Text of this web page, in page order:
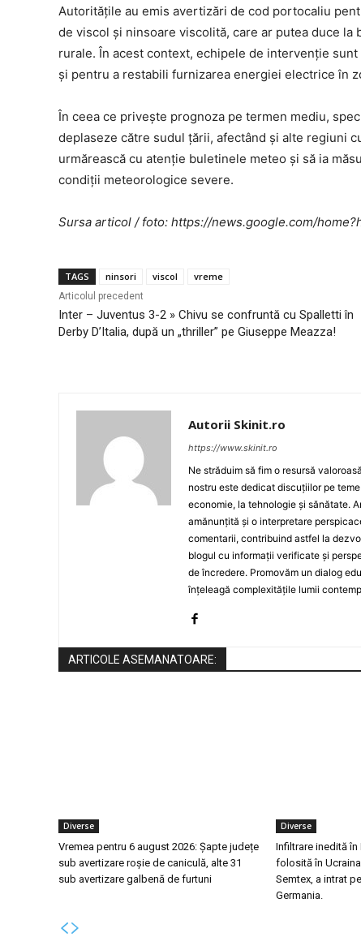
Autoritățile au emis avertizări de cod portocaliu
de viscol și ninsoare viscolită, care ar putea duce
rurale. În acest context, echipele de intervenție
și pentru a restabili furnizarea energiei electrice în
În ceea ce privește prognoza pe termen mediu,
deplaseze către sudul țării, afectând și alte regiuni
urmărească cu atenție buletinele meteo și să ia
condiții meteorologice severe.
Sursa articol / foto: https://news.google.com/
TAGS ninsori viscol vreme
Articolul precedent
Inter – Juventus 3-2 » Chivu se confruntă cu Spalletti în
Derby D’Italia, după un „thriller” pe Giuseppe Meazza!
Autorii Skinit.ro
https://www.skinit.ro
Ne străduim să fim o resursă
nostru este dedicat discuțiilor pe
economie, la tehnologie și sănătate.
amănunțită și o interpretare
comentarii, contribuind astfel la
blogul cu informații verificate și
de încredere. Promovăm un dialog
înțeleagă complexitățile lumii
ARTICOLE ASEMANATOARE:
Diverse
Vremea pentru 6 august 2026: Șapte județe
sub avertizare roșie de caniculă, alte 31
sub avertizare galbenă de furtuni
Diverse
Infiltrare inedită
folosită în
Semtex, a intrat
Germania.